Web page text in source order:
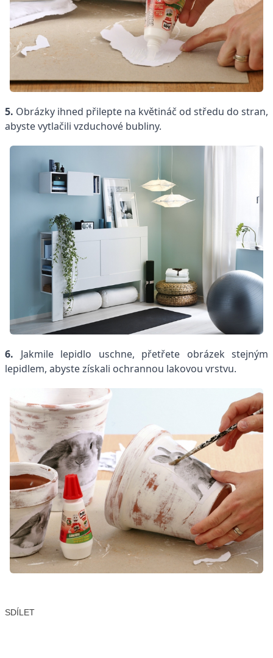
5. Obrázky ihned přilepte na květináč od středu do stran,
abyste vytlačili vzduchové bubliny.
6. Jakmile lepidlo uschne, přetřete obrázek stejným
lepidlem, abyste získali ochrannou lakovou vrstvu.
SDÍLET